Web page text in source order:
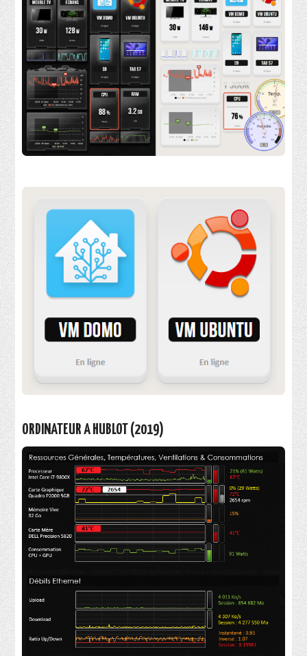
ORDINATEUR A HUBLOT (2019)